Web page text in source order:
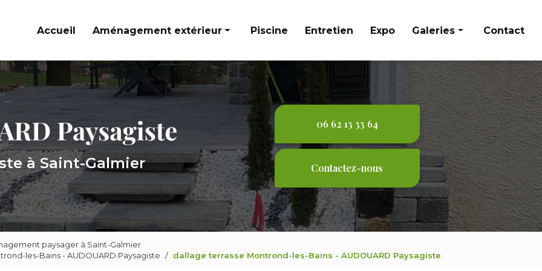
Accueil Aménagement extérieur
Cours et allées
Terrasses
Murets et escaliers paysagers
Piscine Entretien Expo Galeries
Aménagement extérieur
Entretien
Contact
à Saint-Galmier
06 62 13 33 64
Contactez-nous
paysager à Saint-Galmier
les-Bains - AUDOUARD Paysagiste
dallage terrasse Montrond-les-Bains - AUDOUARD Paysagiste